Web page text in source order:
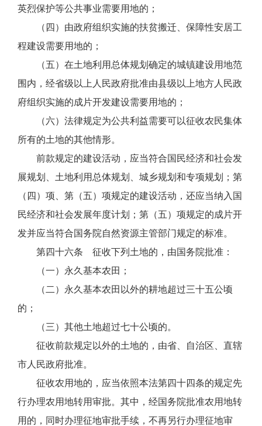
英烈保护等公共事业需要用地的；
（四）由政府组织实施的扶贫搬迁、保障性安居工
程建设需要用地的；
（五）在土地利用总体规划确定的城镇建设用地范
围内，经省级以上人民政府批准由县级以上地方人民政
府组织实施的成片开发建设需要用地的；
（六）法律规定为公共利益需要可以征收农民集体
所有的土地的其他情形。
前款规定的建设活动，应当符合国民经济和社会发
展规划、土地利用总体规划、城乡规划和专项规划；第
（四）项、第（五）项规定的建设活动，还应当纳入国
民经济和社会发展年度计划；第（五）项规定的成片开
发并应当符合国务院自然资源主管部门规定的标准。
第四十六条 征收下列土地的，由国务院批准：
（一）永久基本农田；
（二）永久基本农田以外的耕地超过三十五公顷
的；
（三）其他土地超过七十公顷的。
征收前款规定以外的土地的，由省、自治区、直辖
市人民政府批准。
征收农用地的，应当依照本法第四十四条的规定先
行办理农用地转用审批。其中，经国务院批准农用地转
用的，同时办理征地审批手续，不再另行办理征地审